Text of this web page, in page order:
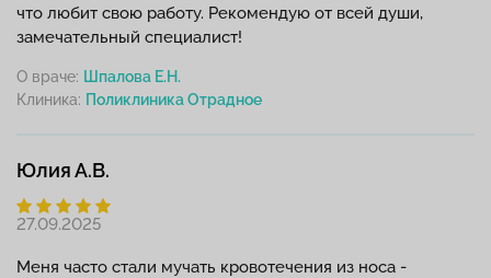
что любит свою работу. Рекомендую от всей души,
замечательный специалист!
О враче: Шпалова Е.Н.
Клиника:
Юлия А.В.
27.09.2025
Меня часто стали мучать кровотечения из носа -